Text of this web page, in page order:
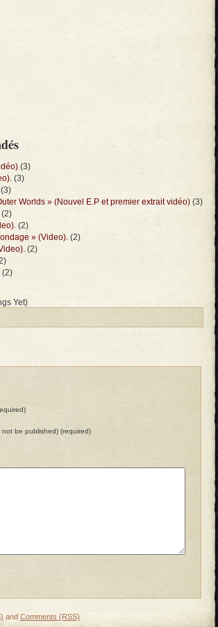
(3)
(3)
(3)
Worlds » (Nouvel E.P et premier extrait vidéo) (3)
(2)
(2)
» (Video). (2)
(2)
(2)
Yet)
not be published) (required)
and Comments (RSS)